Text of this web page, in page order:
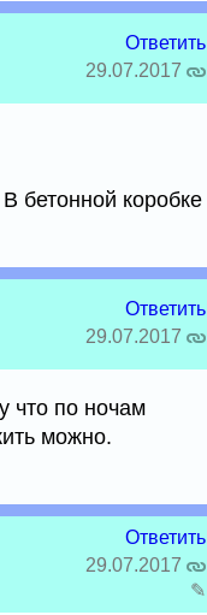
Ответить
29.07.2017
бетонной коробке
Ответить
29.07.2017
что по ночам
можно.
Ответить
29.07.2017
✎